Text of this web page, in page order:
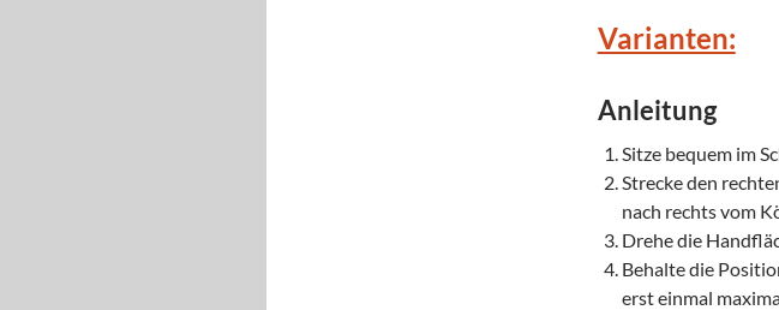
Varianten:
Anleitung
Sitze bequem im
Strecke den
nach rechts vom
Drehe die
Behalte die
erst einmal